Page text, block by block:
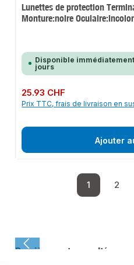
Lunettes de protection
Monture:noire
Disponible
jours
Prix régulier :
25.93 CHF
Prix TTC, frais de livraison en
Ajouter
Page
1
Page
2
Dernièrement consulté :